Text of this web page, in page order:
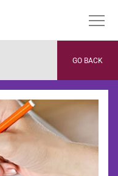
GO BACK